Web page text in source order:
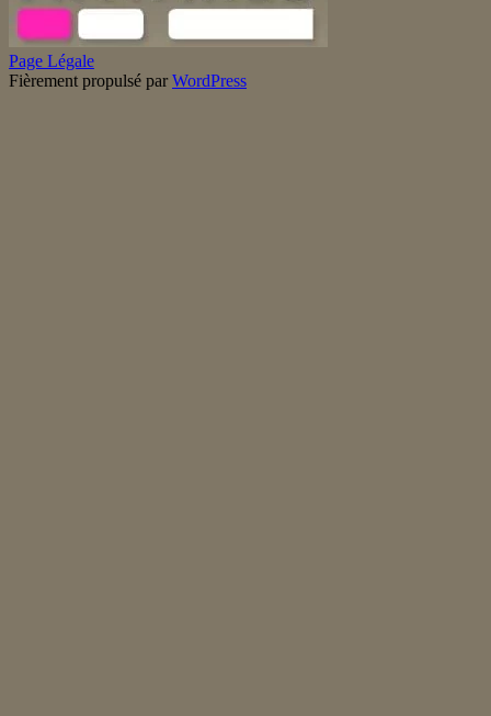
Page Légale
Fièrement propulsé parWordPress